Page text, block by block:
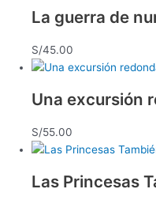
La guerra de
S/45.00
Una excursión
S/55.00
Las Princesas